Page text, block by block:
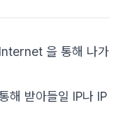
을 통해 나가
해 받아들일 IP나 IP